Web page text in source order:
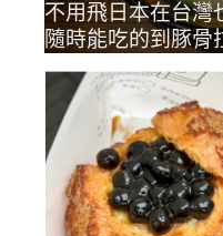
不用飛日本在台灣
隨時能吃的到豚骨